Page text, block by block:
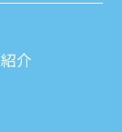
介